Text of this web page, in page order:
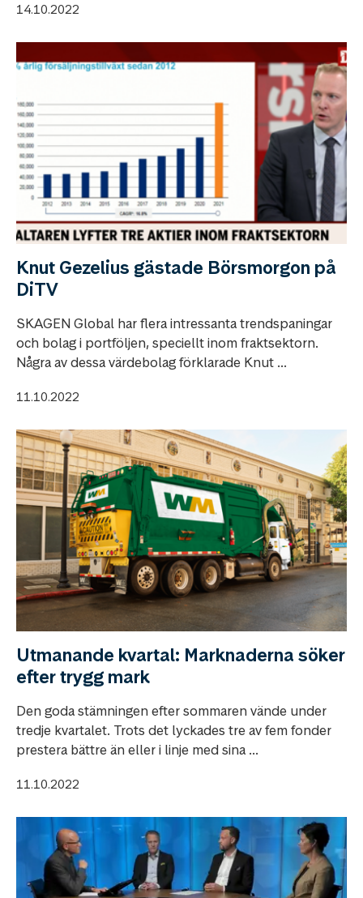
14.10.2022
Knut Gezelius gästade Börsmorgon på
DiTV
SKAGEN Global har flera intressanta trendspaningar
och bolag i portföljen, speciellt inom fraktsektorn.
Några av dessa värdebolag förklarade Knut ...
11.10.2022
Utmanande kvartal: Marknaderna söker
efter trygg mark
Den goda stämningen efter sommaren vände under
tredje kvartalet. Trots det lyckades tre av fem fonder
prestera bättre än eller i linje med sina ...
11.10.2022